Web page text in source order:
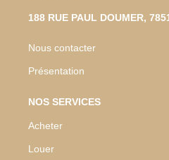
188 RUE PAUL DOUMER,
Nous contacter
Présentation
NOS SERVICES
Acheter
Louer